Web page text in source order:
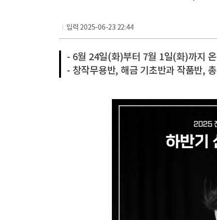
입력 2025-06-23 22:44
- 6월 24일(화)부터 7월 1일(화)까지
- 창작무용반, 해금 기초반과 작품반,